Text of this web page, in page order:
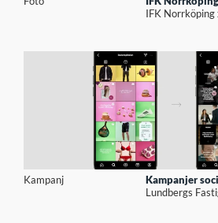
IFK Norrköping
Kampanj
Kampanjer
Lundbergs